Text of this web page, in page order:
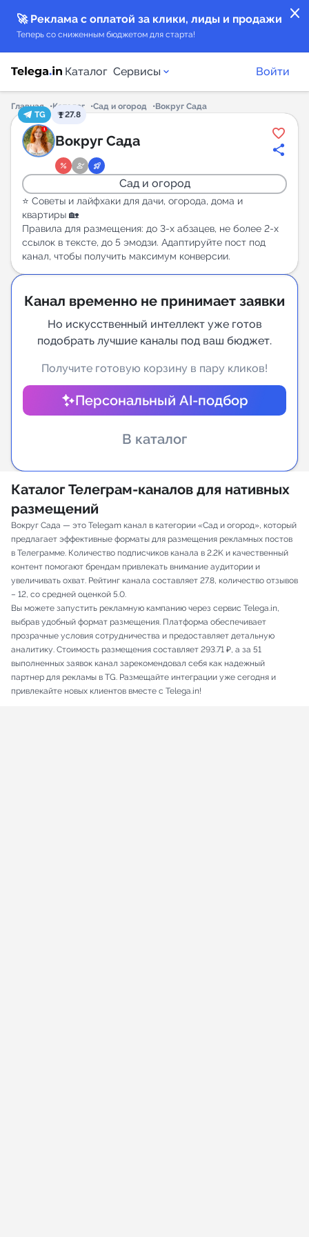
close
🚀 Реклама с оплатой за клики, лиды и продажи
Теперь со сниженным бюджетом для старта!
Каталог Сервисы
Каталог каналов
Каталог ботов
Горящие предложения
Индекс читаемости каналов в Telegram
New
New
Индивидуальное сопровождение
Аналитика Telegram
Войти
Главная Каталог Сад и огород
Вокруг Сада
TG
27.8
Вокруг Сада
Сад и огород
⭐️ Советы и лайфхаки для дачи, огорода, дома и
квартиры 🏡
Правила для размещения: до 3-х абзацев, не более 2-х
ссылок в тексте, до 5 эмодзи. Адаптируйте пост под
канал, чтобы получить максимум конверсии.
Канал временно не принимает заявки
Но искусственный интеллект уже готов
подобрать лучшие каналы под ваш бюджет.
Получите готовую корзину в пару кликов!
Персональный AI-подбор
В каталог
Каталог Телеграм-каналов для нативных
размещений
Вокруг Сада — это Telegam канал в категории «Сад и огород», который
предлагает эффективные форматы для размещения рекламных постов
в Телеграмме. Количество подписчиков канала в 2.2K и качественный
контент помогают брендам привлекать внимание аудитории и
увеличивать охват. Рейтинг канала составляет 27.8, количество отзывов
– 12, со средней оценкой 5.0.
Вы можете запустить рекламную кампанию через сервис Telega.in,
выбрав удобный формат размещения. Платформа обеспечивает
прозрачные условия сотрудничества и предоставляет детальную
аналитику. Стоимость размещения составляет 293.71 ₽, а за 51
выполненных заявок канал зарекомендовал себя как надежный
партнер для рекламы в TG. Размещайте интеграции уже сегодня и
привлекайте новых клиентов вместе с Telega.in!